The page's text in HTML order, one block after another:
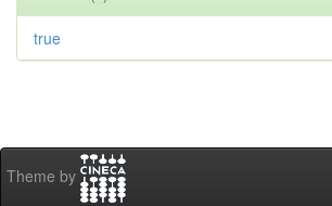
true
Theme by